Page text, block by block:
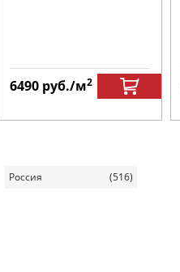
6490 руб./м2
Россия (516)